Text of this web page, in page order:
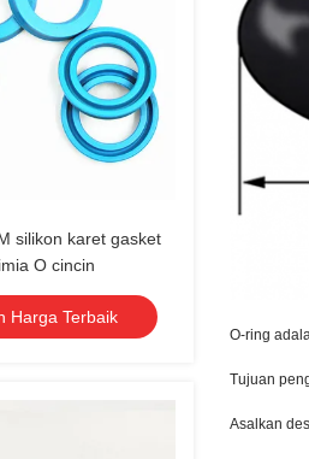
silikon karet gasket
O cincin
Harga Terbaik
O-ring
Tujuan
Asalkan